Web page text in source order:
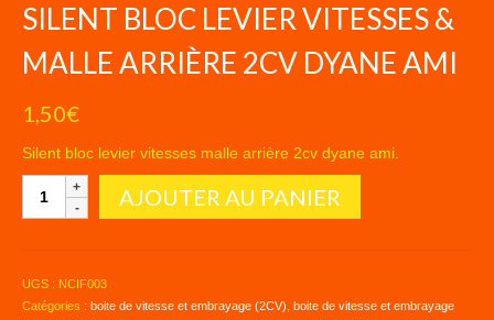
SILENT BLOC LEVIER VITESSES &
MALLE ARRIÈRE 2CV DYANE AMI
1,50€
Silent bloc levier vitesses malle arrière 2cv dyane ami.
quantité
AJOUTER AU PANIER
UGS : NCIF003
Catégories : boite de vitesse et embrayage (2CV) boite de vitesse et embrayage